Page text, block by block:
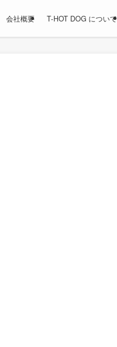
会社概要 T-HOT DOG について